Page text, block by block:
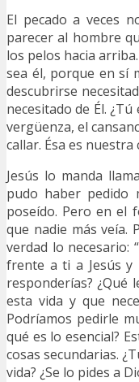
El pecado a veces
parecer al hombre
los pelos hacia
sea él, porque en sí
descubrirse
necesitado de Él.
vergüenza, el
callar. Ésa es
Jesús lo manda
pudo haber pedido
poseído. Pero en el
que nadie más veía.
verdad lo necesario:
frente a ti a Jesús y
responderías? ¿Qué
esta vida y que
Podríamos pedirle
qué es lo esencial?
cosas secundarias.
vida? ¿Se lo pides a